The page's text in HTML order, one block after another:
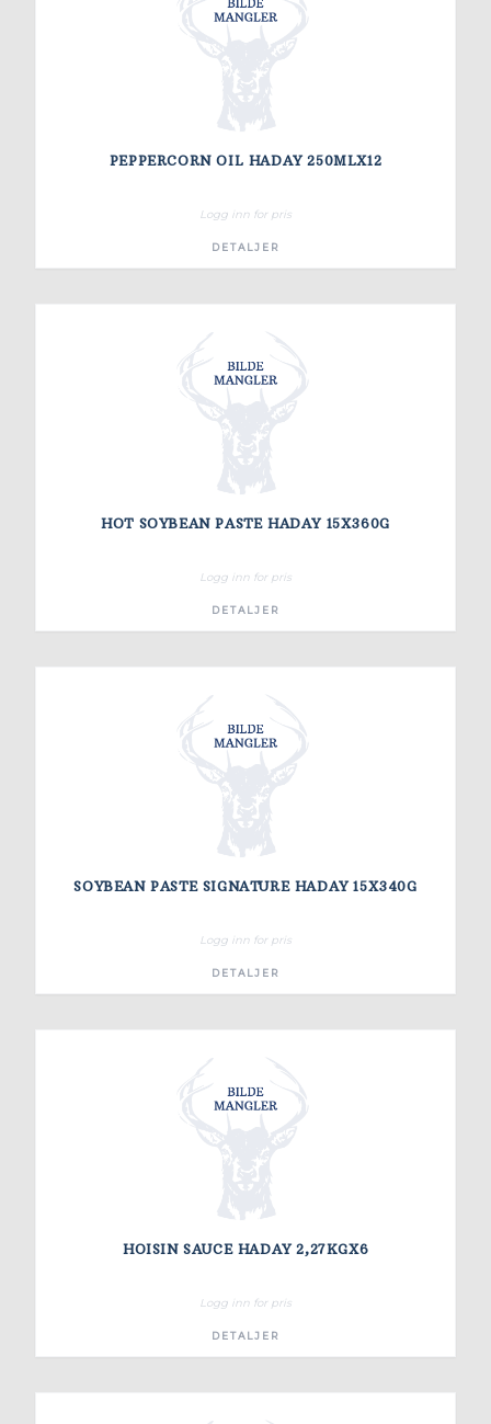
PEPPERCORN OIL HADAY 250MLX12
Logg inn for pris
DETALJER
HOT SOYBEAN PASTE HADAY 15X360G
Logg inn for pris
DETALJER
SOYBEAN PASTE SIGNATURE HADAY 15X340G
Logg inn for pris
DETALJER
HOISIN SAUCE HADAY 2,27KGX6
Logg inn for pris
DETALJER